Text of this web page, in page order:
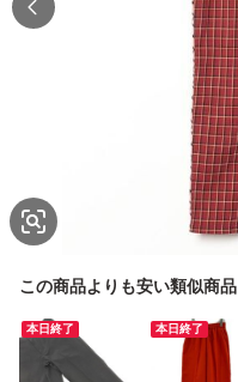
この商品よりも安い類似商品
本日終了 本日終了